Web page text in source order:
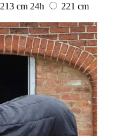
213 cm 24h
221 cm